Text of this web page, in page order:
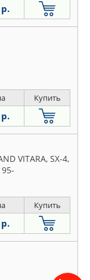
Купить
VITARA, SX-4,
Купить